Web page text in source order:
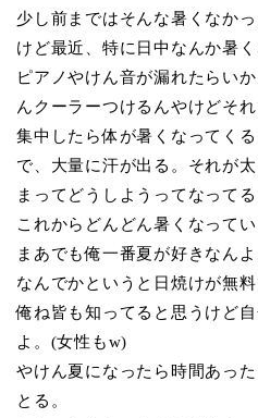
少し前まではそんな暑くなか
けど最近、特に日中なんか暑
ピアノやけん音が漏れたらい
んクーラーつけるんやけどそ
集中したら体が暑くなってく
で、大量に汗が出る。それが
まってどうしようってなってる
これからどんどん暑くなって
まあでも俺一番夏が好きなんよ
なんでかというと日焼けが無料
俺ね皆も知ってると思うけど
よ。(女性もw)
やけん夏になったら時間あっ
とる。